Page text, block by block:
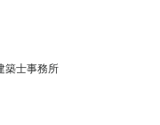
築士事務所